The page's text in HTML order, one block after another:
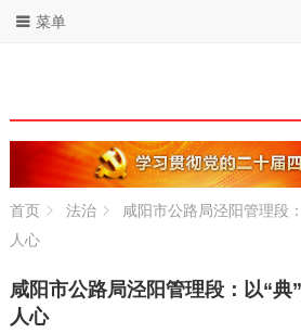
菜单
首页 法治
咸阳市公路局泾阳管理段
人心
咸阳市公路局泾阳管理段：以“典
人心